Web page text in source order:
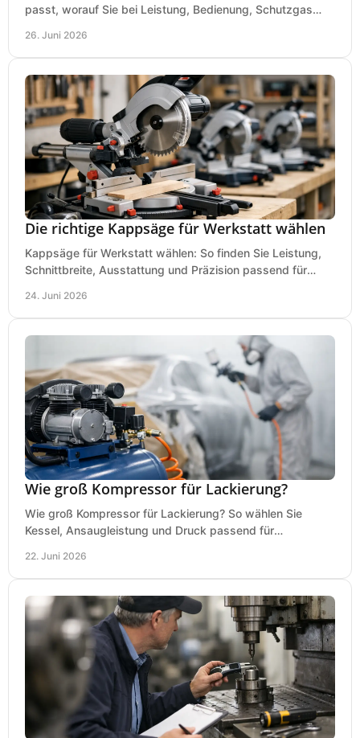
passt, worauf Sie bei Leistung, Bedienung, Schutzgas
26. Juni 2026
Die richtige Kappsäge für Werkstatt wählen
Kappsäge für Werkstatt wählen: So finden Sie Leistung,
Schnittbreite, Ausstattung und Präzision passend für
24. Juni 2026
Wie groß Kompressor für Lackierung?
Wie groß Kompressor für Lackierung? So wählen Sie
Kessel, Ansaugleistung und Druck passend für
22. Juni 2026